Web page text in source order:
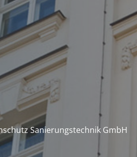
Sanierungstechnik GmbH